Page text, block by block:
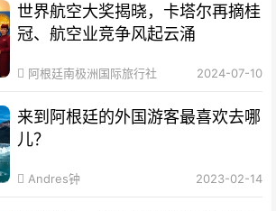
世界航空大奖揭晓，卡塔尔再摘桂
冠、航空业竞争风起云涌
阿根廷南极洲国际旅行社 2024-07-10
来到阿根廷的外国游客最喜欢去哪
儿？
Andres钟 2023-02-14